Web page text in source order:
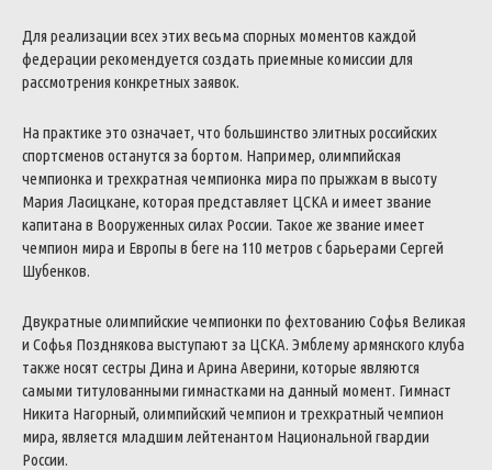
Для реализации всех этих весьма спорных моментов каждой
федерации рекомендуется создать приемные комиссии для
рассмотрения конкретных заявок.
На практике это означает, что большинство элитных российских
спортсменов останутся за бортом. Например, олимпийская
чемпионка и трехкратная чемпионка мира по прыжкам в высоту
Мария Ласицкане, которая представляет ЦСКА и имеет звание
капитана в Вооруженных силах России. Такое же звание имеет
чемпион мира и Европы в беге на 110 метров с барьерами Сергей
Шубенков.
Двукратные олимпийские чемпионки по фехтованию Софья Великая
и Софья Позднякова выступают за ЦСКА. Эмблему армянского клуба
также носят сестры Дина и Арина Аверини, которые являются
самыми титулованными гимнастками на данный момент. Гимнаст
Никита Нагорный, олимпийский чемпион и трехкратный чемпион
мира, является младшим лейтенантом Национальной гвардии
России.